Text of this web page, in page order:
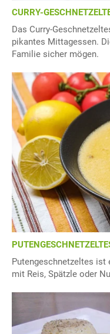
CURRY-
Das Curry-
pikantes Mittagessen.
Familie sicher mögen.
Putengeschnetzeltes ist
mit Reis, Spätzle oder